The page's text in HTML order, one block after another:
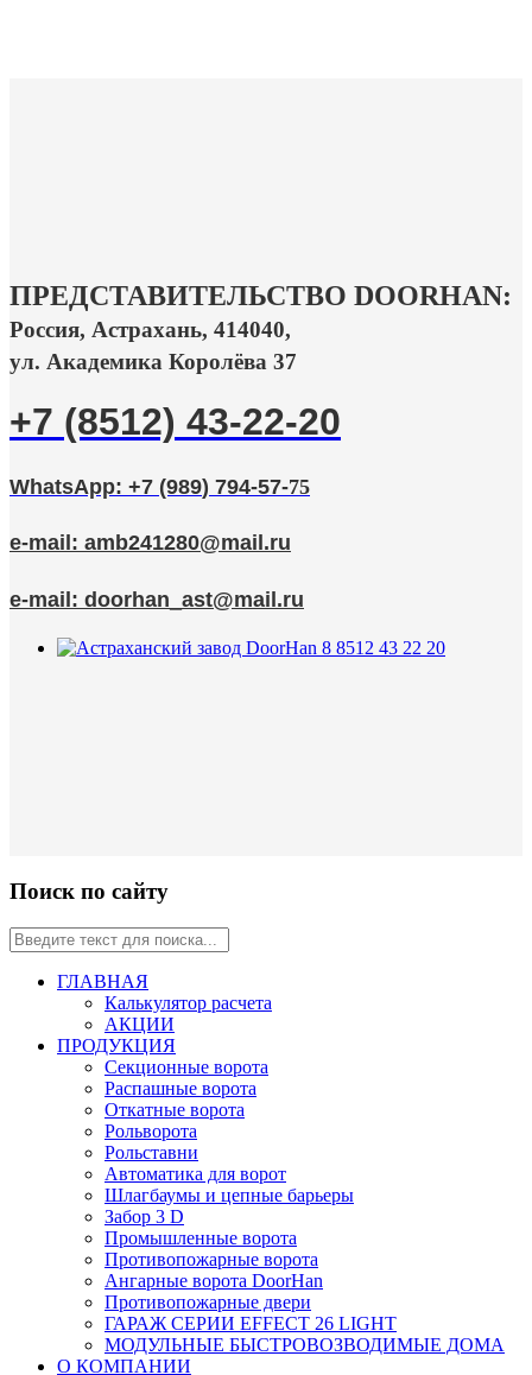
ПРЕДСТАВИТЕЛЬСТВО DOORHAN:
Россия, Астрахань, 414040,
ул. Академика Королёва 37
+7 (8512) 43-22-20
WhatsApp: +7 (989) 794-57-75
e-mail: amb241280@mail.ru
e-mail: doorhan_ast@mail.ru
Поиск по сайту
ГЛАВНАЯ
Калькулятор расчета
АКЦИИ
ПРОДУКЦИЯ
Секционные ворота
Распашные ворота
Откатные ворота
Рольворота
Рольставни
Автоматика для ворот
Шлагбаумы и цепные барьеры
Забор 3 D
Промышленные ворота
Противопожарные ворота
Ангарные ворота DoorHan
Противопожарные двери
ГАРАЖ СЕРИИ EFFECT 26 LIGHT
МОДУЛЬНЫЕ БЫСТРОВОЗВОДИМЫЕ ДОМА
О КОМПАНИИ